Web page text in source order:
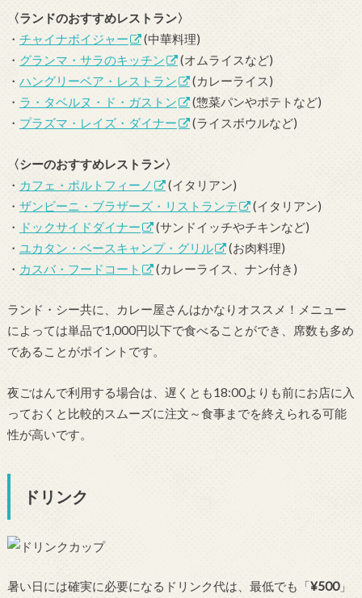
〈ランドのおすすめレストラン〉
・ チャイナボイジャー
(中華料理)
・ グランマ・サラのキッチン
(オムライスなど)
・ ハングリーベア・レストラン
(カレーライス)
・ ラ・タベルヌ・ド・ガストン
(惣菜パンやポテトなど)
・ プラズマ・レイズ・ダイナー (ライスボウルなど)
〈シーのおすすめレストラン〉
・ カフェ・ポルトフィーノ
(イタリアン)
・ ザンビーニ・ブラザーズ・リストランテ
(イタリアン)
・
ドックサイドダイナー
(サンドイッチやチキンなど)
・ ユカタン・ベースキャンプ・グリル
(お肉料理)
・ カスバ・フードコート (カレーライス、ナン付き)
ランド・シー共に、カレー屋さんはかなりオススメ！メニュー
によっては単品で1,000円以下で食べることができ、席数も多め
であることがポイントです。
夜ごはんで利用する場合は、遅くとも18:00よりも前にお店に入
っておくと比較的スムーズに注文～食事までを終えられる可能
性が高いです。
ドリンク
暑い日には確実に必要になるドリンク代は、最低でも「¥500」